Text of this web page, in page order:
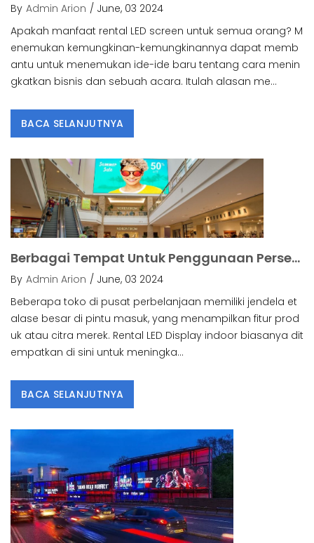
By Admin Arion / June, 03 2024
Apakah manfaat rental LED screen untuk semua orang? M
enemukan kemungkinan-kemungkinannya dapat memb
antu untuk menemukan ide-ide baru tentang cara menin
gkatkan bisnis dan sebuah acara. Itulah alasan me...
BACA SELANJUTNYA
Berbagai Tempat Untuk Penggunaan Persewaan Indoor LED Display.
By Admin Arion / June, 03 2024
Beberapa toko di pusat perbelanjaan memiliki jendela et
alase besar di pintu masuk, yang menampilkan fitur prod
uk atau citra merek. Rental LED Display indoor biasanya dit
empatkan di sini untuk meningka...
BACA SELANJUTNYA